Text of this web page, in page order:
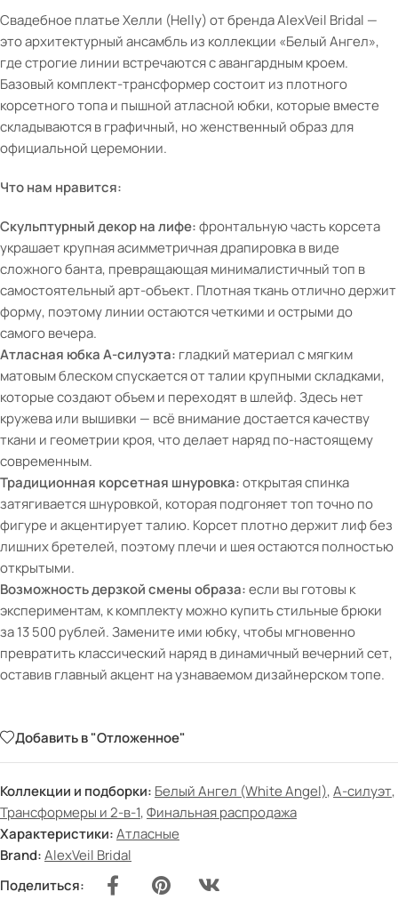
Свадебное платье Хелли (Helly) от бренда AlexVeil Bridal —
это архитектурный ансамбль из коллекции «Белый Ангел»,
где строгие линии встречаются с авангардным кроем.
Базовый комплект-трансформер состоит из плотного
корсетного топа и пышной атласной юбки, которые вместе
складываются в графичный, но женственный образ для
официальной церемонии.
Что нам нравится:
Скульптурный декор на лифе:фронтальную часть корсета
украшает крупная асимметричная драпировка в виде
сложного банта, превращающая минималистичный топ в
самостоятельный арт-объект. Плотная ткань отлично держит
форму, поэтому линии остаются четкими и острыми до
самого вечера.
Атласная юбка А-силуэта: гладкий материал с мягким
матовым блеском спускается от талии крупными складками,
которые создают объем и переходят в шлейф. Здесь нет
кружева или вышивки — всё внимание достается качеству
ткани и геометрии кроя, что делает наряд по-настоящему
современным.
Традиционная корсетная шнуровка:открытая спинка
затягивается шнуровкой, которая подгоняет топ точно по
фигуре и акцентирует талию. Корсет плотно держит лиф без
лишних бретелей, поэтому плечи и шея остаются полностью
открытыми.
Возможность дерзкой смены образа:если вы готовы к
экспериментам, к комплекту можно купить стильные брюки
за 13 500 рублей. Замените ими юбку, чтобы мгновенно
превратить классический наряд в динамичный вечерний сет,
оставив главный акцент на узнаваемом дизайнерском топе.
Добавить в "Отложенное"
Коллекции и подборки: Белый Ангел (White Angel),А-силуэт,
Трансформеры и 2-в-1,Финальная распродажа
Характеристики:Атласные
Brand:AlexVeil Bridal
Поделиться: